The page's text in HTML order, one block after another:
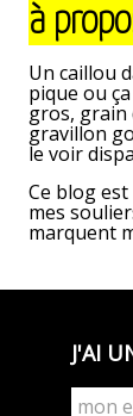
à
Un caillou
pique ou
gros, grain
gravillon
le voir
Ce blog
mes
marquent
J'AI